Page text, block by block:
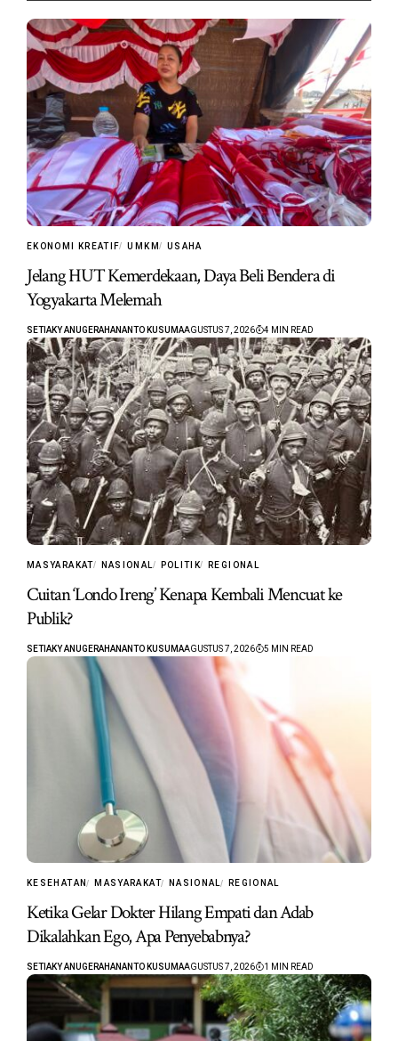
EKONOMI KREATIF UMKM USAHA
Jelang HUT Kemerdekaan, Daya Beli Bendera di
Yogyakarta Melemah
SETIAKY ANUGERAHANANTO KUSUMAAGUSTUS 7, 2026 4 MIN READ
MASYARAKAT NASIONAL POLITIK REGIONAL
Cuitan ‘Londo Ireng’ Kenapa Kembali Mencuat ke
Publik?
SETIAKY ANUGERAHANANTO KUSUMAAGUSTUS 7, 2026 5 MIN READ
KESEHATAN MASYARAKAT NASIONAL REGIONAL
Ketika Gelar Dokter Hilang Empati dan Adab
Dikalahkan Ego, Apa Penyebabnya?
SETIAKY ANUGERAHANANTO KUSUMAAGUSTUS 7, 2026 1 MIN READ